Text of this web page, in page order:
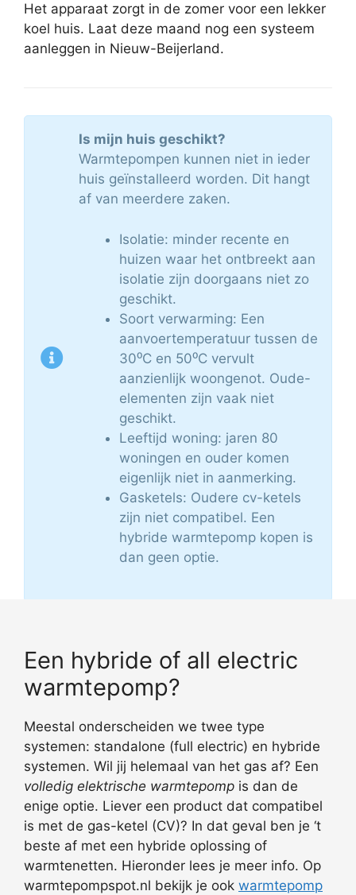
Het apparaat zorgt in de zomer voor een lekker
koel huis. Laat deze maand nog een systeem
aanleggen in Nieuw-Beijerland.
Is mijn huis geschikt?
Warmtepompen kunnen niet in ieder
huis geïnstalleerd worden. Dit hangt
af van meerdere zaken.
Isolatie: minder recente en
huizen waar het ontbreekt aan
isolatie zijn doorgaans niet zo
geschikt.
Soort verwarming: Een
aanvoertemperatuur tussen de
30⁰C en 50⁰C vervult
aanzienlijk woongenot. Oude-
elementen zijn vaak niet
geschikt.
Leeftijd woning: jaren 80
woningen en ouder komen
eigenlijk niet in aanmerking.
Gasketels: Oudere cv-ketels
zijn niet compatibel. Een
hybride warmtepomp kopen is
dan geen optie.
Een hybride of all electric
warmtepomp?
Meestal onderscheiden we twee type
systemen: standalone (full electric) en hybride
systemen. Wil jij helemaal van het gas af? Een
volledig elektrische warmtepomp is dan de
enige optie. Liever een product dat compatibel
is met de gas-ketel (CV)? In dat geval ben je ‘t
beste af met een hybride oplossing of
warmtenetten. Hieronder lees je meer info. Op
warmtepompspot.nl bekijk je ook warmtepomp